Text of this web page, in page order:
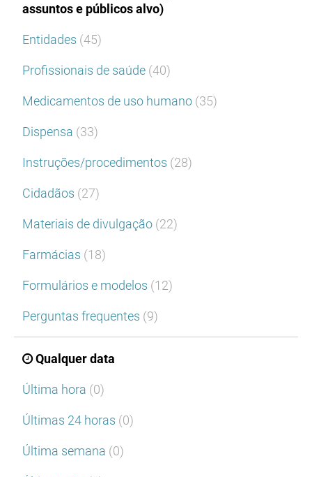
assuntos e públicos alvo)
Entidades (45)
Profissionais de saúde (40)
Medicamentos de uso humano (35)
Dispensa (33)
Instruções/procedimentos (28)
Cidadãos (27)
Materiais de divulgação (22)
Farmácias (18)
Formulários e modelos (12)
Perguntas frequentes (9)
Qualquer data
Última hora (0)
Últimas 24 horas (0)
Última semana (0)